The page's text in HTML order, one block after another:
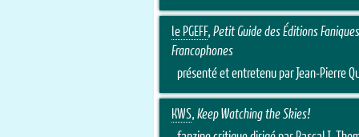
le PGEFF, Petit Guide des Éditions Faniques
Francophones
présenté et entretenu par Jean-Pierre
KWS, Keep Watching the Skies!